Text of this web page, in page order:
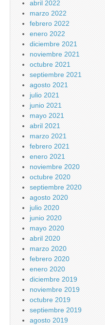
abril 2022
marzo 2022
febrero 2022
enero 2022
diciembre 2021
noviembre 2021
octubre 2021
septiembre 2021
agosto 2021
julio 2021
junio 2021
mayo 2021
abril 2021
marzo 2021
febrero 2021
enero 2021
noviembre 2020
octubre 2020
septiembre 2020
agosto 2020
julio 2020
junio 2020
mayo 2020
abril 2020
marzo 2020
febrero 2020
enero 2020
diciembre 2019
noviembre 2019
octubre 2019
septiembre 2019
agosto 2019